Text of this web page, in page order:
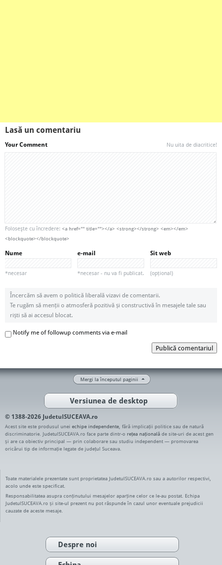
Lasă un comentariu
Your Comment Nu uita de diacritice!
Foloseşte cu încredere: <a href="" title=""></a> <strong></strong> <em></em>
<blockquote></blockquote>
Nume
*necesar
e-mail
*necesar - nu va fi publicat.
Sit web
(opțional)
Încercăm să avem o politică liberală vizavi de comentarii.
Te rugăm să menții o atmosferă pozitivă și constructivă în mesajele tale sau
riști să ai accesul blocat.
Notify me of followup comments via e-mail
Publică comentariul
Mergi la începutul paginii
Versiunea de desktop
© 1388-2026 JudetulSUCEAVA.ro
Acest site este produsul unei echipe independente , fără implicații politice sau de natură
discriminatorie. JudetulSUCEAVA.ro face parte dintr-o rețea națională de site-uri de acest gen
și are ca obiectiv principal — prin colaborare sau studiu independent — promovarea
oricărui tip de informație legate de județul Suceava.
Toate materialele prezentate sunt proprietatea JudetulSUCEAVA.ro sau a autorilor respectivi,
acolo unde este specificat.
Responsabilitatea asupra conținutului mesajelor aparține celor ce le-au postat. Echipa
JudetulSUCEAVA.ro și site-ul prezent nu pot răspunde în cazul unor eventuale prejudicii
cauzate de aceste mesaje.
Despre noi